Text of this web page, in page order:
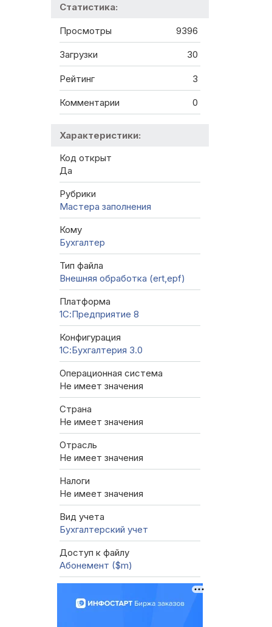
Статистика:
Просмотры 9396
Загрузки 30
Рейтинг 3
Комментарии 0
Характеристики:
Код открыт
Да
Рубрики
Мастера заполнения
Кому
Бухгалтер
Тип файла
Внешняя обработка (ert,epf)
Платформа
1С:Предприятие 8
Конфигурация
1С:Бухгалтерия 3.0
Операционная система
Не имеет значения
Страна
Не имеет значения
Отрасль
Не имеет значения
Налоги
Не имеет значения
Вид учета
Бухгалтерский учет
Доступ к файлу
Абонемент ($m)